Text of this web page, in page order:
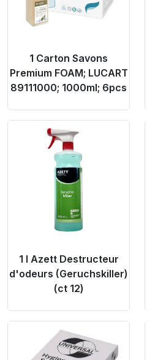
1 Carton Savons
Premium FOAM; LUCART
89111000; 1000ml; 6pcs
Product Link
1 l Azett Destructeur
d'odeurs (Geruchskiller)
(ct 12)
Product Link